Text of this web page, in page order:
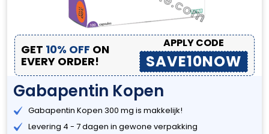
GET 10% OFF ON
EVERY ORDER!
APPLY CODE
SAVE10NOW
Gabapentin Kopen
Gabapentin Kopen 300 mg is makkelijk!
Levering 4 - 7 dagen in gewone verpakking